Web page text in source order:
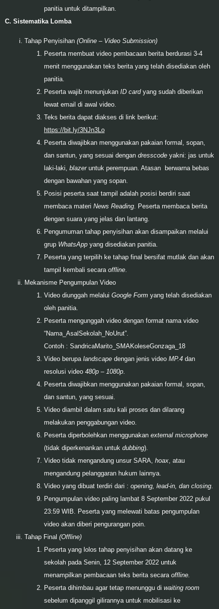
panitia untuk ditampilkan.
C. Sistematika Lomba
Tahap Penyisihan (Online – Video Submission)
Peserta membuat video pembacaan berita berdurasi 3-4
menit menggunakan teks berita yang telah disediakan oleh
panitia.
Peserta wajib menunjukan ID cardyang sudah diberikan
lewat email di awal video.
Teks berita dapat diakses di link berikut:
https://bit.ly/3NJn3Lo
Peserta diwajibkan menggunakan pakaian formal, sopan,
dan santun, yang sesuai dengan dresscode yakni: jas untuk
laki-laki, blazeruntuk perempuan. Atasan berwarna bebas
dengan bawahan yang sopan.
Posisi peserta saat tampil adalah posisi berdiri saat
membaca materi News Reading. Peserta membaca berita
dengan suara yang jelas dan lantang.
Pengumuman tahap penyisihan akan disampaikan melalui
grup WhatsApp yang disediakan panitia.
Peserta yang terpilih ke tahap final bersifat mutlak dan akan
tampil kembali secara offline.
Mekanisme Pengumpulan Video
Video diunggah melalui Google Form yang telah disediakan
oleh panitia.
Peserta mengunggah video dengan format nama video
“Nama_AsalSekolah_NoUrut”.
Contoh : SandricaMarito_SMAKoleseGonzaga_18
Video berupa landscape dengan jenis video MP.4 dan
resolusi video 480p – 1080p.
Peserta diwajibkan menggunakan pakaian formal, sopan,
dan santun, yang sesuai.
Video diambil dalam satu kali proses dan dilarang
melakukan penggabungan video.
Peserta diperbolehkan menggunakan external microphone
(tidak diperkenankan untuk dubbing).
Video tidak mengandung unsur SARA, hoax, atau
mengandung pelanggaran hukum lainnya.
Video yang dibuat terdiri dari : opening, lead-in, dan closing.
Pengumpulan video paling lambat 8 September 2022 pukul
23:59 WIB. Peserta yang melewati batas pengumpulan
video akan diberi pengurangan poin.
Tahap Final (Offline)
Peserta yang lolos tahap penyisihan akan datang ke
sekolah pada Senin, 12 September 2022 untuk
menampilkan pembacaan teks berita secara offline.
Peserta dihimbau agar tetap menunggu di waiting room
sebelum dipanggil gilirannya untuk mobilisasi ke